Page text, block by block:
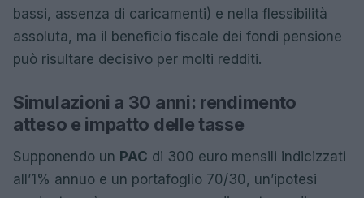
bassi, assenza di caricamenti) e nella flessibilità
assoluta, ma il beneficio fiscale dei fondi pensione
può risultare decisivo per molti redditi.
Simulazioni a 30 anni: rendimento
atteso e impatto delle tasse
Supponendo un PAC di 300 euro mensili indicizzati
all’1% annuo e un portafoglio 70/30, un’ipotesi